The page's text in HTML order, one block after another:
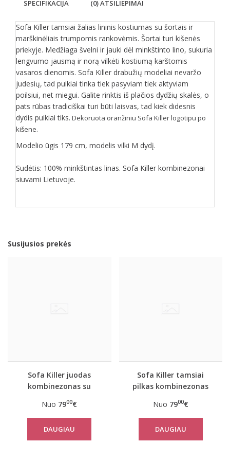
SPECIFIKACIJA (0) ATSILIEPIMAI
Sofa Killer tamsiai žalias lininis kostiumas su šortais ir
marškinėliais trumpomis rankovėmis. Šortai turi kišenės
priekyje. Medžiaga švelni ir jauki dėl minkštinto lino, sukuria
lengvumo jausmą ir norą vilkėti kostiumą karštomis
vasaros dienomis. Sofa Killer drabužių modeliai nevaržo
judesių, tad puikiai tinka tiek pasyviam tiek aktyviam
poilsiui, net miegui. Galite rinktis iš plačios dydžių skalės, o
pats rūbas tradiciškai turi būti laisvas, tad kiek didesnis
dydis puikiai tiks. Dekoruota oranžiniu Sofa Killer logotipu po
kišene.
Modelio ūgis 179 cm, modelis vilki M dydį.
Sudėtis: 100% minkštintas linas. Sofa Killer kombinezonai
siuvami Lietuvoje.
Susijusios prekės
Sofa Killer juodas
kombinezonas su
Nuo 7900€
DAUGIAU
Sofa Killer tamsiai
pilkas kombinezonas
Nuo 7900€
DAUGIAU